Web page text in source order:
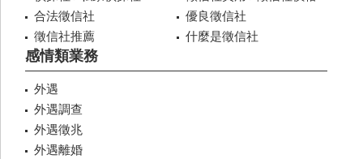
合法徵信社
優良徵信社
徵信社推薦
什麼是徵信社
感情類業務
外遇
外遇調查
外遇徵兆
外遇離婚